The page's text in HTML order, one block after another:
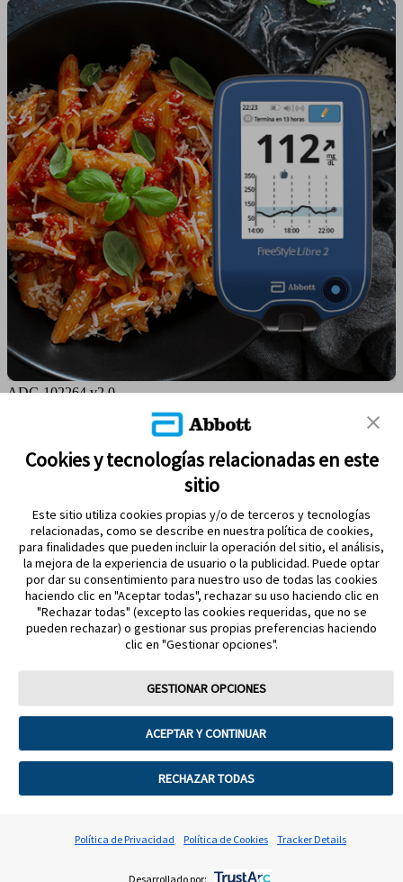
ADC-102264 v2.0
CONTÁCTANOS
MANTENTE EN CONTACTO
Términos y condiciones
Política de privacidad
©2025 Abbott. Todos los derechos reservados. La forma circular del
armazón del sensor, FreeStyle, Libre y las marcas relacionadas son
Cookies y tecnologías relacionadas en este
sitio
Este sitio utiliza cookies propias y/o de terceros y tecnologías
relacionadas, como se describe en nuestra política de cookies,
para finalidades que pueden incluir la operación del sitio, el análisis,
la mejora de la experiencia de usuario o la publicidad. Puede optar
por dar su consentimiento para nuestro uso de todas las cookies
haciendo clic en "Aceptar todas", rechazar su uso haciendo clic en
"Rechazar todas" (excepto las cookies requeridas, que no se
pueden rechazar) o gestionar sus propias preferencias haciendo
clic en "Gestionar opciones".
GESTIONAR OPCIONES
ACEPTAR Y CONTINUAR
RECHAZAR TODAS
Política de Privacidad Política de Cookies Tracker Details
Desarrollado por: